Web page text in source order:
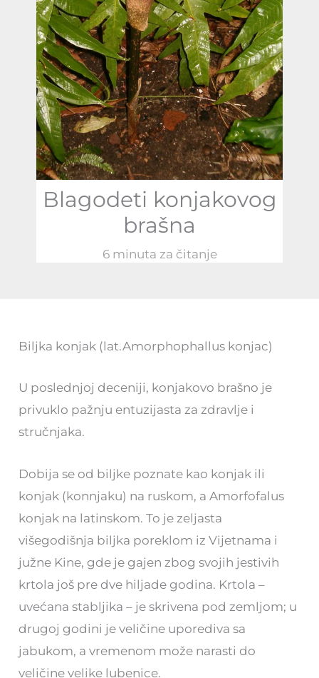
Blagodeti konjakovog
brašna
6 minuta za čitanje
Biljka konjak (lat.Amorphophallus konjac)
U poslednjoj deceniji, konjakovo brašno je
privuklo pažnju entuzijasta za zdravlje i
stručnjaka.
Dobija se od biljke poznate kao konjak ili
konjak (konnjaku) na ruskom, a Amorfofalus
konjak na latinskom. To je zeljasta
višegodišnja biljka poreklom iz Vijetnama i
južne Kine, gde je gajen zbog svojih jestivih
krtola još pre dve hiljade godina. Krtola –
uvećana stabljika – je skrivena pod zemljom; u
drugoj godini je veličine uporediva sa
jabukom, a vremenom može narasti do
veličine velike lubenice.